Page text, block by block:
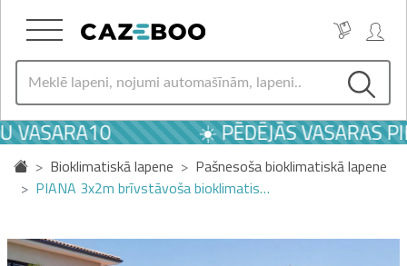
☀️ PĒDĒJĀS VASARAS
Bioklimatiskā lapene
Pašnesoša bioklimatiskā lapene
PIANA 3x2m brīvstāvoša bioklimatis…